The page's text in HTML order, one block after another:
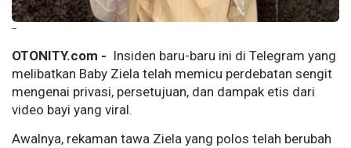
--
OTONITY.com - Insiden baru-baru ini di Telegram yang
melibatkan Baby Ziela telah memicu perdebatan sengit
mengenai privasi, persetujuan, dan dampak etis dari
video bayi yang viral.
Awalnya, rekaman tawa Ziela yang polos telah berubah